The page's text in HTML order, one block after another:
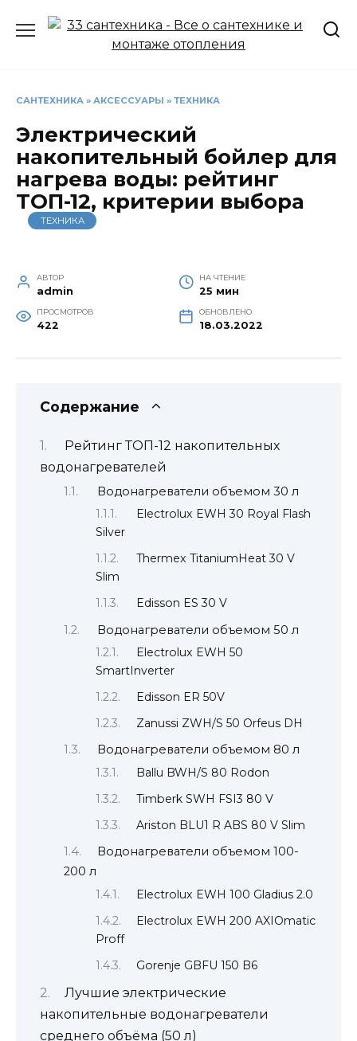
САНТЕХНИКА » АКСЕССУАРЫ » ТЕХНИКА
Электрический
накопительный бойлер для
нагрева воды: рейтинг
ТОП-12, критерии выбора
ТЕХНИКА
АВТОР
admin
НА ЧТЕНИЕ
25 мин
ПРОСМОТРОВ
422
ОБНОВЛЕНО
18.03.2022
Содержание
Рейтинг ТОП-12 накопительных
водонагревателей
Водонагреватели объемом 30 л
Electrolux EWH 30 Royal Flash
Silver
Thermex TitaniumHeat 30 V
Slim
Edisson ES 30 V
Водонагреватели объемом 50 л
Electrolux EWH 50
SmartInverter
Edisson ER 50V
Zanussi ZWH/S 50 Orfeus DH
Водонагреватели объемом 80 л
Ballu BWH/S 80 Rodon
Timberk SWH FSI3 80 V
Ariston BLU1 R ABS 80 V Slim
Водонагреватели объемом 100-
200 л
Electrolux EWH 100 Gladius 2.0
Electrolux EWH 200 AXIOmatic
Proff
Gorenje GBFU 150 B6
Лучшие электрические
накопительные водонагреватели
среднего объёма (50 л)